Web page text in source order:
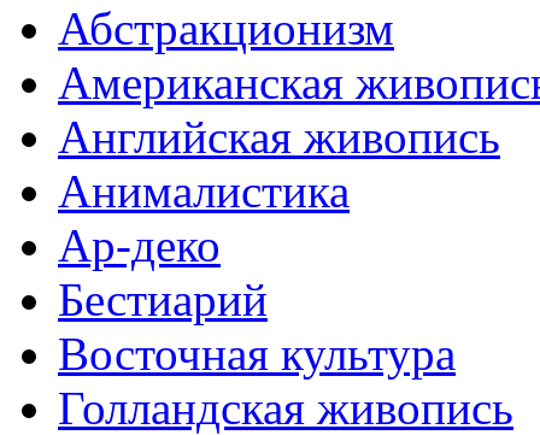
Абстракционизм
Американская
Английская живопись
Анималистика
Ар-деко
Бестиарий
Восточная культура
Голландская живопись